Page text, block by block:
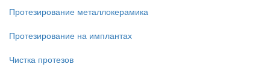
Протезирование металлокерамика
Протезирование на имплантах
Чистка протезов